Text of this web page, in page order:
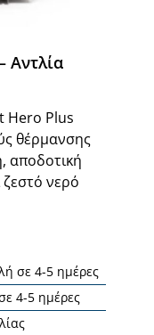
Αντλία
Hero Plus
θέρμανσης
αποδοτική
νερό
σε 4-5 ημέρες
4-5 ημέρες